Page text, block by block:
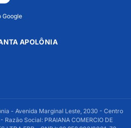
Google
APOLÔNIA
- Avenida Marginal Leste, 2030 - Centro
Social: PRAIANA COMERCIO DE